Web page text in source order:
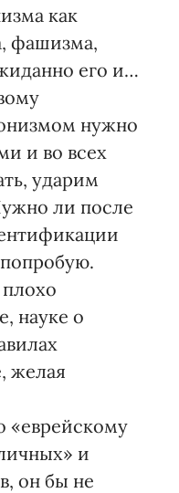
как
фашизма,
его и…
нужно
и во всех
ударим
ли после
науке о
желая
«еврейскому
и
он бы не